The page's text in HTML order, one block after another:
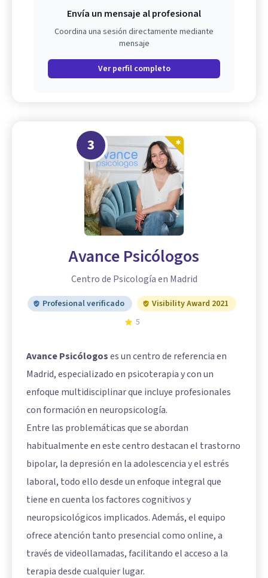
Envía un mensaje al profesional
Coordina una sesión directamente mediante
mensaje
Ver perfil completo
3
Avance Psicólogos
Centro de Psicología en Madrid
Profesional verificado
Visibility Award 2021
5
Avance Psicólogoses un centro de referencia en
Madrid, especializado en psicoterapia y con un
enfoque multidisciplinar que incluye profesionales
con formación en neuropsicología.
Entre las problemáticas que se abordan
habitualmente en este centro destacan el trastorno
bipolar, la depresión en la adolescencia y el estrés
laboral, todo ello desde un enfoque integral que
tiene en cuenta los factores cognitivos y
neuropsicológicos implicados. Además, el equipo
ofrece atención tanto presencial como online, a
través de videollamadas, facilitando el acceso a la
terapia desde cualquier lugar.